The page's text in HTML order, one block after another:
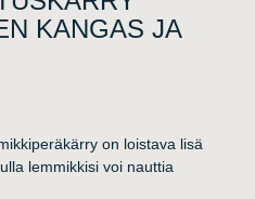
KANGAS JA
on loistava lisä
lemmikkisi voi nauttia